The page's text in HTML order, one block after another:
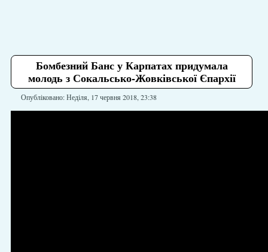
Бомбезний Банс у Карпатах придумала
молодь з Сокальсько-Жовківської Єпархії
Опубліковано: Неділя, 17 червня 2018, 23:38